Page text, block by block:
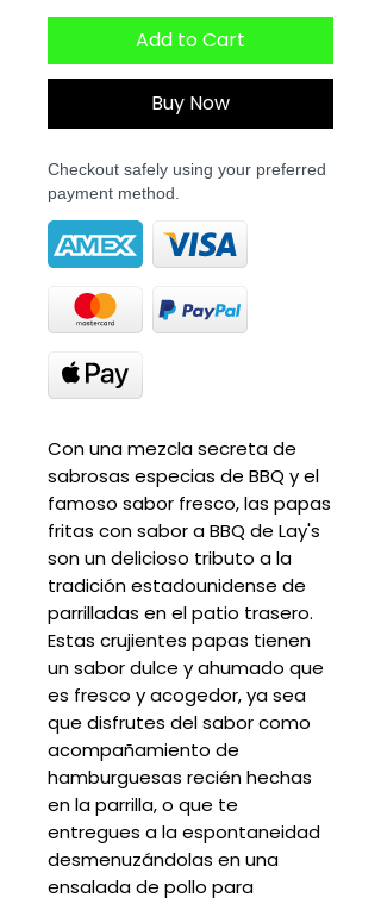
Add to Cart
Buy Now
Checkout safely using your preferred
payment method.
Con una mezcla secreta de
sabrosas especias de BBQ y el
famoso sabor fresco, las papas
fritas con sabor a BBQ de Lay's
son un delicioso tributo a la
tradición estadounidense de
parrilladas en el patio trasero.
Estas crujientes papas tienen
un sabor dulce y ahumado que
es fresco y acogedor, ya sea
que disfrutes del sabor como
acompañamiento de
hamburguesas recién hechas
en la parrilla, o que te
entregues a la espontaneidad
desmenuzándolas en una
ensalada de pollo para